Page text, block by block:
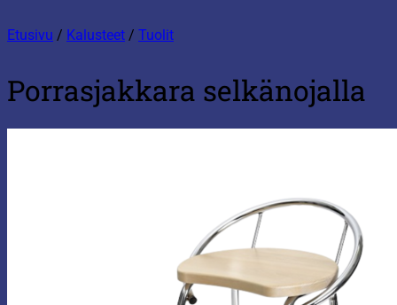
Etusivu / Kalusteet / Tuolit
Porrasjakkara selkänojalla